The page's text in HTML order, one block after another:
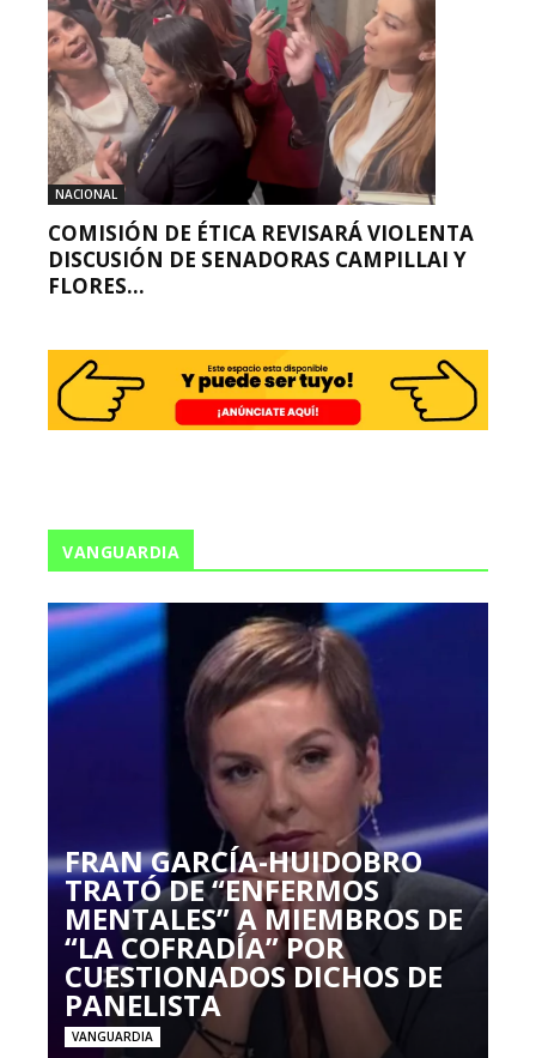
NACIONAL
COMISIÓN DE ÉTICA REVISARÁ VIOLENTA
DISCUSIÓN DE SENADORAS CAMPILLAI Y
FLORES...
VANGUARDIA
FRAN GARCÍA-HUIDOBRO
TRATÓ DE “ENFERMOS
MENTALES” A MIEMBROS DE
“LA COFRADÍA” POR
CUESTIONADOS DICHOS DE
PANELISTA
VANGUARDIA